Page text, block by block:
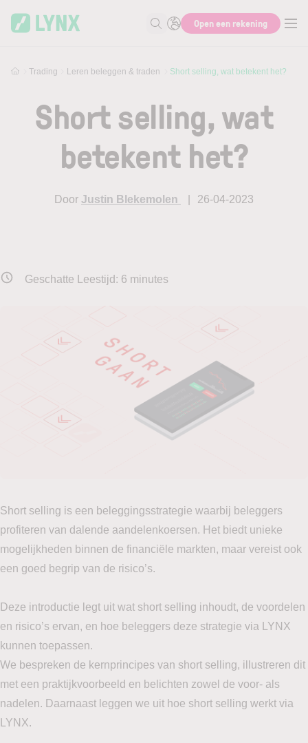
Zoek naar informatie
Open een rekening
Trading Leren beleggen & traden Short selling, wat betekent het?
Short selling, wat
betekent het?
Door Justin Blekemolen 26-04-2023
Geschatte Leestijd: 6 minutes
Short selling is een beleggingsstrategie waarbij beleggers
profiteren van dalende aandelenkoersen. Het biedt unieke
mogelijkheden binnen de financiële markten, maar vereist ook
een goed begrip van de risico’s.
Deze introductie legt uit wat short selling inhoudt, de voordelen
en risico’s ervan, en hoe beleggers deze strategie via LYNX
kunnen toepassen.
We bespreken de kernprincipes van short selling, illustreren dit
met een praktijkvoorbeeld en belichten zowel de voor- als
nadelen. Daarnaast leggen we uit hoe short selling werkt via
LYNX.